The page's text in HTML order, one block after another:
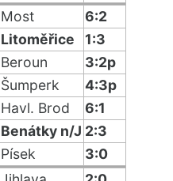
Most
6:2
Litoměřice
1:3
Beroun
3:2p
Šumperk
4:3p
Havl. Brod
6:1
Benátky n/J 2:3
Písek
3:0